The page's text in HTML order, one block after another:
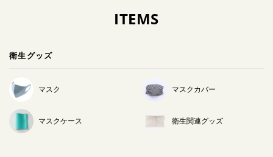
ITEMS
衛生グッズ
マスク マスクカバー
マスクケース 衛生関連グッズ